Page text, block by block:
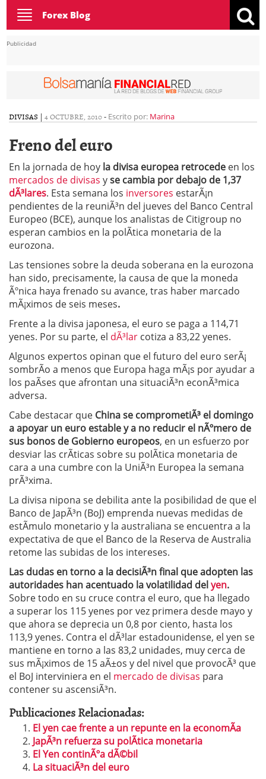
Toggle
navigation
Forex Blog
Publicidad
DIVISAS | 4 OCTUBRE, 2010- Escrito por: Marina
Freno del euro
En la jornada de hoy la divisa europea retrocede en los
mercados de divisas yse cambia por debajo de 1,37
dÃ³lares. Esta semana los inversores estarÃ¡n
pendientes de la reuniÃ³n del jueves del Banco Central
Europeo (BCE), aunque los analistas de Citigroup no
esperan cambios en la polÃ­tica monetaria de la
eurozona.
Las tensiones sobre la deuda soberana en la eurozona
han sido, precisamente, la causa de que la moneda
Ãºnica haya frenado su avance, tras haber marcado
mÃ¡ximos de seis meses.
Frente a la divisa japonesa, el euro se paga a 114,71
yenes. Por su parte, el dÃ³lar cotiza a 83,22 yenes.
Algunos expertos opinan que el futuro del euro serÃ¡
sombrÃ­o a menos que Europa haga mÃ¡s por ayudar a
los paÃ­ses que afrontan una situaciÃ³n econÃ³mica
adversa.
Cabe destacar que China se comprometiÃ³ el domingo
aapoyar un euro estable y a no reducir el nÃºmero de
sus bonos de Gobierno europeos, en un esfuerzo por
desviar las crÃ­ticas sobre su polÃ­tica monetaria de
cara a una cumbre con la UniÃ³n Europea la semana
prÃ³xima.
La divisa nipona se debilita ante la posibilidad de que el
Banco de JapÃ³n (BoJ) emprenda nuevas medidas de
estÃ­mulo monetario y la australiana se encuentra a la
expectativa de que el Banco de la Reserva de Australia
retome las subidas de los intereses.
Las dudas en torno a la decisiÃ³n final que adopten las
autoridades han acentuado la volatilidad delyen.
Sobre todo en su cruce contra el euro, que ha llegado
a superar los 115 yenes por vez primera desde mayo y
que ahora se deprecia un 0,8 por ciento, hasta los
113,9 yenes. Contra el dÃ³lar estadounidense, el yen se
mantiene en torno a las 83,2 unidades, muy cerca de
sus mÃ¡ximos de 15 aÃ±os y del nivel que provocÃ³ que
el BoJ interviniera en el mercado de divisas para
contener su ascensiÃ³n.
Publicaciones Relacionadas:
El yen cae frente a un repunte en la economÃ­a
JapÃ³n refuerza su polÃ­tica monetaria
El Yen continÃºa dÃ©bil
La situaciÃ³n del euro